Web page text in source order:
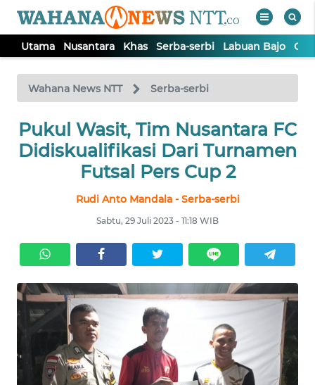
Utama Nusantara Khas Serba-serbi Labuan Bajo
Wahana News NTT Serba-serbi
Pukul Wasit, Tim Nusantara FC
Didiskualifikasi Dari Turnamen
Futsal Pers Cup 2
Rudi Anto Mandala - Serba-serbi
Sabtu, 29 Juli 2023 - 11:18 WIB
TV
Tutup
UTAMA
SERBA-
SERBI
LABUAN
BAJO
OPINI